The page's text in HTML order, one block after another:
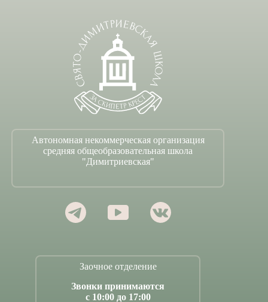
Автономная некоммерческая организация
средняя общеобразовательная школа
"Димитриевская"
Заочное отделение
Звонки принимаются
с 10:00 до 17:00